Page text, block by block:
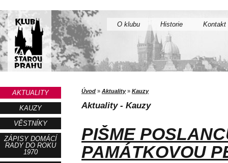
O klubu Historie Kontakt
AKTUALITY
KAUZY
VĚSTNÍKY
ZÁPISY DOMÁCÍ
RADY DO ROKU
1970
Úvod » Aktuality» Kauzy
Aktuality - Kauzy
PIŠME
PAMÁTKOVOU